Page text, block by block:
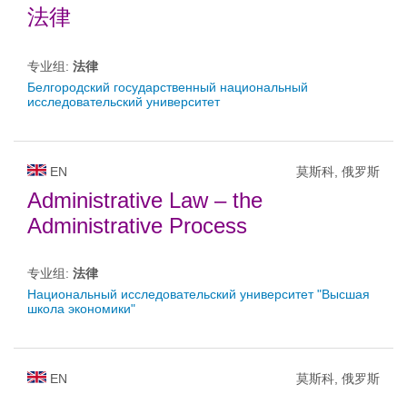
法律
专业组: 法律
Белгородский государственный национальный
исследовательский университет
EN 莫斯科, 俄罗斯
Administrative Law – the
Administrative Process
专业组: 法律
Национальный исследовательский университет "Высшая
школа экономики"
EN 莫斯科, 俄罗斯